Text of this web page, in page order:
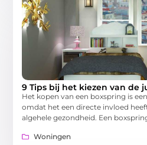
9 Tips bij het kiezen van de
Het kopen van een boxspring is
omdat het een directe invloed
algehele gezondheid. Een
Woningen